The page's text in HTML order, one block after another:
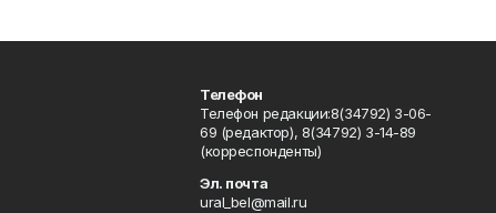
Телефон
Телефон редакции:8(34792) 3-06-
69 (редактор), 8(34792) 3-14-89
(корреспонденты)
Эл. почта
ural_bel@mail.ru